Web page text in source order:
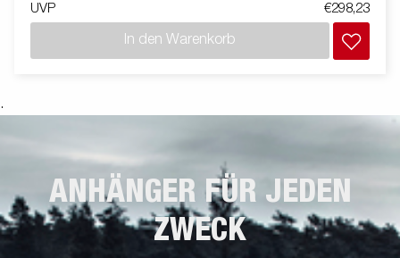
UVP €298,23
In den Warenkorb
.
ANHÄNGER FÜR JEDEN
ZWECK